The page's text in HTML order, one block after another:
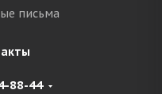
письма
88-44